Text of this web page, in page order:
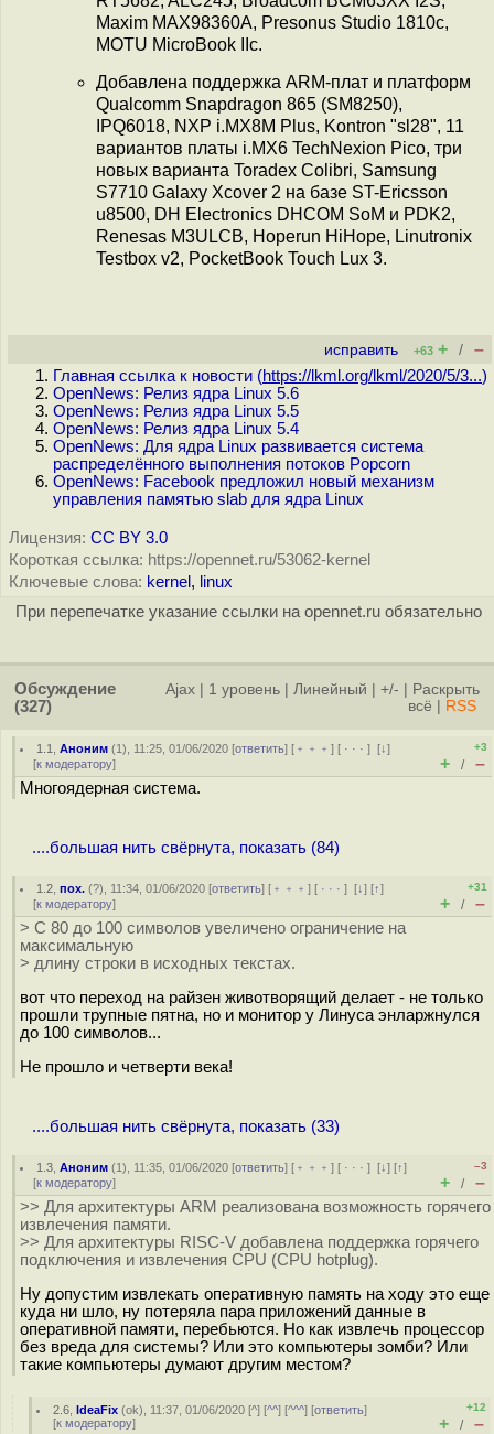
Maxim MAX98360A, Presonus Studio 1810c,
MOTU MicroBook IIc.
Добавлена поддержка ARM-плат и платформ
Qualcomm Snapdragon 865 (SM8250),
IPQ6018, NXP i.MX8M Plus, Kontron "sl28", 11
вариантов платы i.MX6 TechNexion Pico, три
новых варианта Toradex Colibri, Samsung
S7710 Galaxy Xcover 2 на базе ST-Ericsson
u8500, DH Electronics DHCOM SoM и PDK2,
Renesas M3ULCB, Hoperun HiHope, Linutronix
Testbox v2, PocketBook Touch Lux 3.
исправить +63 + / –
Главная ссылка к новости (https://lkml.org/lkml/2020/5/3...)
OpenNews: Релиз ядра Linux 5.6
OpenNews: Релиз ядра Linux 5.5
OpenNews: Релиз ядра Linux 5.4
OpenNews: Для ядра Linux развивается система
распределённого выполнения потоков Popcorn
OpenNews: Facebook предложил новый механизм
управления памятью slab для ядра Linux
Лицензия: CC BY 3.0
Короткая ссылка: https://opennet.ru/53062-kernel
Ключевые слова: kernel , linux
При перепечатке указание ссылки на opennet.ru обязательно
Обсуждение
(327)
Ajax 1 уровень Линейный +/-
Раскрыть
всё
RSS
1.1 ,Аноним (1), 11:25, 01/06/2020 [ответить] [ ﹢﹢﹢] [ · · ·][↓]
[к модератору]
+3
+ / –
Многоядерная система.
....большая нить свёрнута, показать (84)
1.2 ,пох. (?), 11:34, 01/06/2020 [ответить] [ ﹢﹢﹢] [ · · ·][↓] [↑]
[к модератору]
+31
+ / –
> C 80 до 100 символов увеличено ограничение на
максимальную
> длину строки в исходных текстах.
вот что переход на райзен животворящий делает - не только
прошли трупные пятна, но и монитор у Линуса энларжнулся
до 100 символов...
Не прошло и четверти века!
....большая нить свёрнута, показать (33)
1.3 ,Аноним (1), 11:35, 01/06/2020 [ответить] [ ﹢﹢﹢] [ · · ·][↓] [↑]
[к модератору]
–3
+ / –
>> Для архитектуры ARM реализована возможность горячего
извлечения памяти.
>> Для архитектуры RISC-V добавлена поддержка горячего
подключения и извлечения CPU (CPU hotplug).
Ну допустим извлекать оперативную память на ходу это еще
куда ни шло, ну потеряла пара приложений данные в
оперативной памяти, перебьются. Но как извлечь процессор
без вреда для системы? Или это компьютеры зомби? Или
такие компьютеры думают другим местом?
2.6 ,IdeaFix (ok), 11:37, 01/06/2020 [^] [^^] [^^^] [ответить]
[к модератору]
+12
+ / –